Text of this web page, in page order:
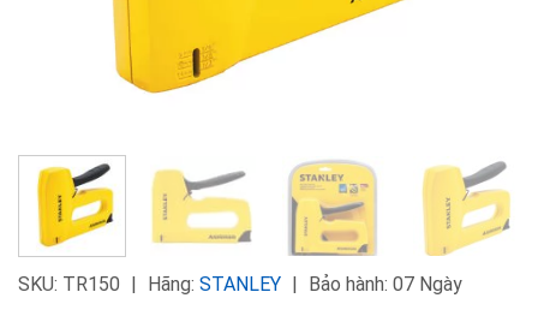
SKU: TR150 Hãng: STANLEY Bảo hành: 07 Ngày